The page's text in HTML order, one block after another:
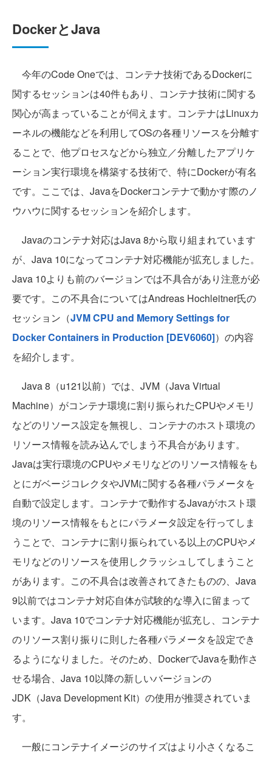
DockerとJava
今年のCode Oneでは、コンテナ技術であるDockerに
関するセッションは40件もあり、コンテナ技術に関する
関心が高まっていることが伺えます。コンテナはLinuxカ
ーネルの機能などを利用してOSの各種リソースを分離す
ることで、他プロセスなどから独立／分離したアプリケ
ーション実行環境を構築する技術で、特にDockerが有名
です。ここでは、JavaをDockerコンテナで動かす際のノ
ウハウに関するセッションを紹介します。
Javaのコンテナ対応はJava 8から取り組まれています
が、Java 10になってコンテナ対応機能が拡充しました。
Java 10よりも前のバージョンでは不具合があり注意が必
要です。この不具合についてはAndreas Hochleitner氏の
セッション（JVM CPU and Memory Settings for
Docker Containers in Production [DEV6060]）の内容
を紹介します。
Java 8（u121以前）では、JVM（Java Virtual
Machine）がコンテナ環境に割り振られたCPUやメモリ
などのリソース設定を無視し、コンテナのホスト環境の
リソース情報を読み込んでしまう不具合があります。
Javaは実行環境のCPUやメモリなどのリソース情報をも
とにガベージコレクタやJVMに関する各種パラメータを
自動で設定します。コンテナで動作するJavaがホスト環
境のリソース情報をもとにパラメータ設定を行ってしま
うことで、コンテナに割り振られている以上のCPUやメ
モリなどのリソースを使用しクラッシュしてしまうこと
があります。この不具合は改善されてきたものの、Java
9以前ではコンテナ対応自体が試験的な導入に留まって
います。Java 10でコンテナ対応機能が拡充し、コンテナ
のリソース割り振りに則した各種パラメータを設定でき
るようになりました。そのため、DockerでJavaを動作さ
せる場合、Java 10以降の新しいバージョンの
JDK（Java Development Kit）の使用が推奨されていま
す。
一般にコンテナイメージのサイズはより小さくなるこ